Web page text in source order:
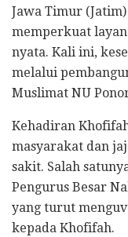
Jawa Timur
memperkuat
nyata. Kali ini,
melalui
Muslimat NU
Kehadiran
masyarakat dan
sakit. Salah
Pengurus Besar
yang turut
kepada Khofifah.